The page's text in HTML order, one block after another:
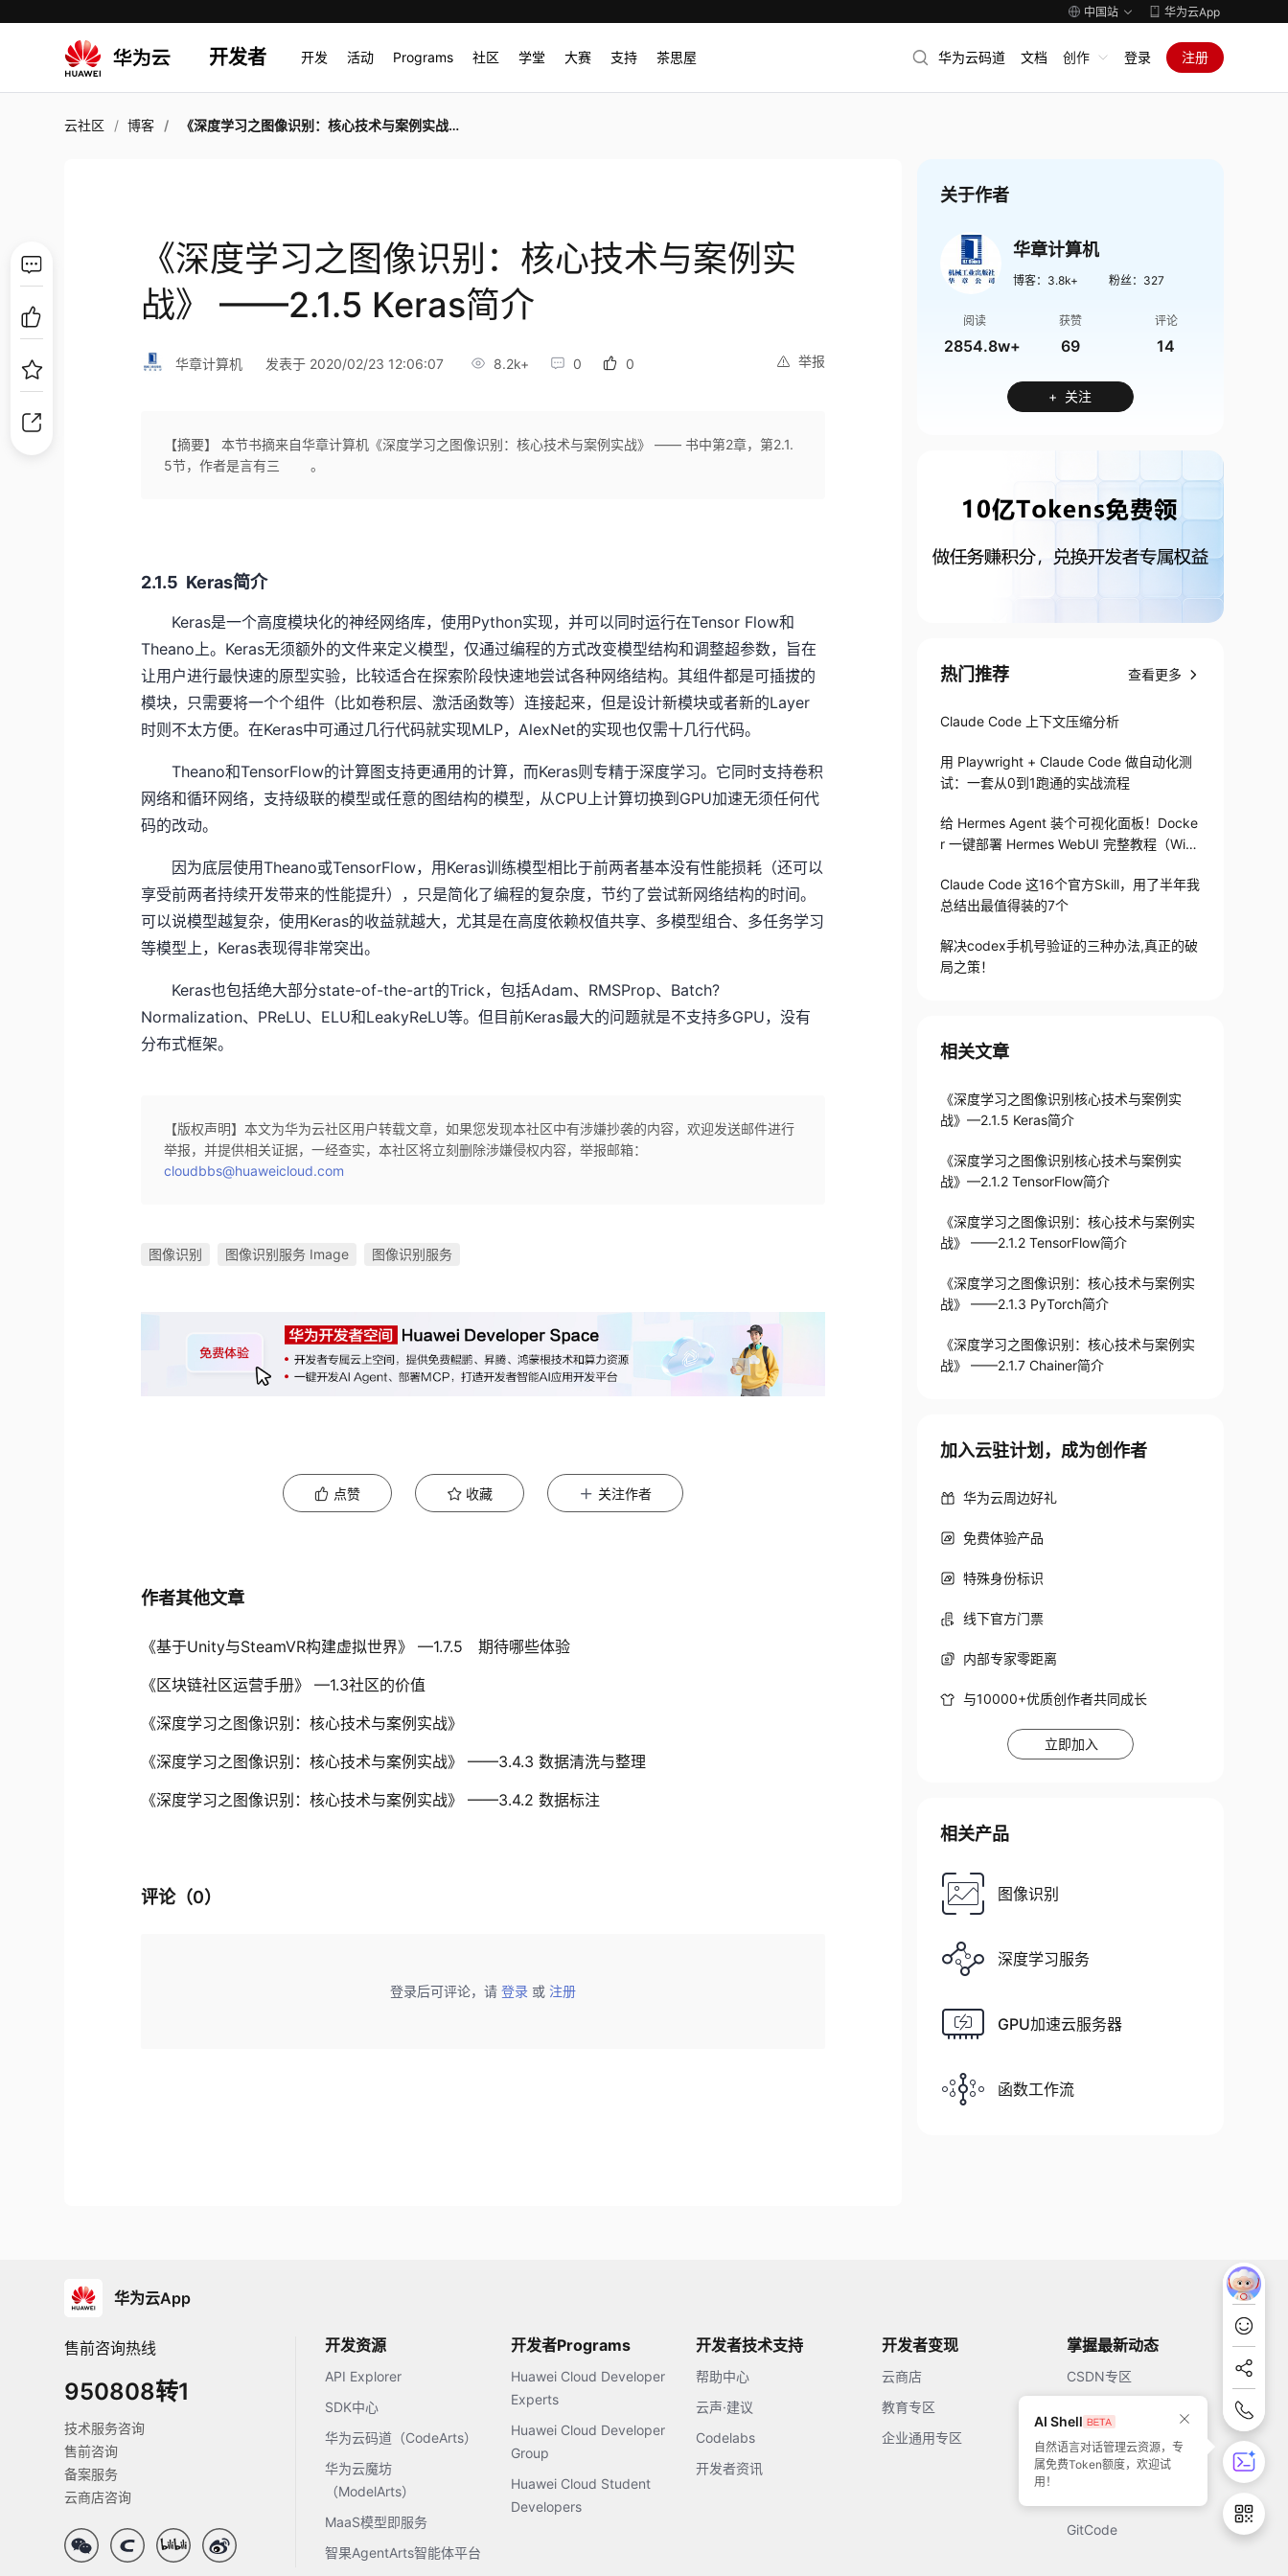
中国站 华为云App
开发者 开发 活动 Programs 社区 学堂 大赛 支持 茶思屋 华为云码道 文档 创作 登录 注册
云社区 博客 《深度学习之图像识别：核心技术与案例实战》 ——2.1.5 Keras简介
《深度学习之图像识别：核心技术与案例实
战》 ——2.1.5 Keras简介
举报
华章计算机 发表于 2020/02/23 12:06:07 8.2k+ 0 0
【摘要】 本节书摘来自华章计算机《深度学习之图像识别：核心技术与案例实战》 —— 书中第2章，第2.1.
5节，作者是言有三 。
2.1.5 Keras简介
Keras是一个高度模块化的神经网络库，使用Python实现，并可以同时运行在Tensor Flow和
Theano上。Keras无须额外的文件来定义模型，仅通过编程的方式改变模型结构和调整超参数，旨在
让用户进行最快速的原型实验，比较适合在探索阶段快速地尝试各种网络结构。其组件都是可插拔的
模块，只需要将一个个组件（比如卷积层、激活函数等）连接起来，但是设计新模块或者新的Layer
时则不太方便。在Keras中可通过几行代码就实现MLP，AlexNet的实现也仅需十几行代码。
Theano和TensorFlow的计算图支持更通用的计算，而Keras则专精于深度学习。它同时支持卷积
网络和循环网络，支持级联的模型或任意的图结构的模型，从CPU上计算切换到GPU加速无须任何代
码的改动。
因为底层使用Theano或TensorFlow，用Keras训练模型相比于前两者基本没有性能损耗（还可以
享受前两者持续开发带来的性能提升），只是简化了编程的复杂度，节约了尝试新网络结构的时间。
可以说模型越复杂，使用Keras的收益就越大，尤其是在高度依赖权值共享、多模型组合、多任务学习
等模型上，Keras表现得非常突出。
Keras也包括绝大部分state-of-the-art的Trick，包括Adam、RMSProp、Batch?
Normalization、PReLU、ELU和LeakyReLU等。但目前Keras最大的问题就是不支持多GPU，没有
分布式框架。
【版权声明】本文为华为云社区用户转载文章，如果您发现本社区中有涉嫌抄袭的内容，欢迎发送邮件进行
举报，并提供相关证据，一经查实，本社区将立刻删除涉嫌侵权内容，举报邮箱：
cloudbbs@huaweicloud.com
图像识别 图像识别服务 Image 图像识别服务
点赞 收藏 关注作者
作者其他文章
《基于Unity与SteamVR构建虚拟世界》 —1.7.5 期待哪些体验
《区块链社区运营手册》 —1.3社区的价值
《深度学习之图像识别：核心技术与案例实战》
《深度学习之图像识别：核心技术与案例实战》 ——3.4.3 数据清洗与整理
《深度学习之图像识别：核心技术与案例实战》 ——3.4.2 数据标注
评论（0）
登录后可评论，请 登录 或 注册
关于作者
华章计算机
博客： 3.8k+ 粉丝： 327
阅读
2854.8w+
获赞
69
评论
14
+ 关注
热门推荐 查看更多
Claude Code 上下文压缩分析
用 Playwright + Claude Code 做自动化测
试：一套从0到1跑通的实战流程
给 Hermes Agent 装个可视化面板！Docke
r 一键部署 Hermes WebUI 完整教程（Win
Claude Code 这16个官方Skill，用了半年我
总结出最值得装的7个
解决codex手机号验证的三种办法,真正的破
局之策！
相关文章
《深度学习之图像识别核心技术与案例实
战》—2.1.5 Keras简介
《深度学习之图像识别核心技术与案例实
战》—2.1.2 TensorFlow简介
《深度学习之图像识别：核心技术与案例实
战》 ——2.1.2 TensorFlow简介
《深度学习之图像识别：核心技术与案例实
战》 ——2.1.3 PyTorch简介
《深度学习之图像识别：核心技术与案例实
战》 ——2.1.7 Chainer简介
加入云驻计划，成为创作者
华为云周边好礼
免费体验产品
特殊身份标识
线下官方门票
内部专家零距离
与10000+优质创作者共同成长
立即加入
相关产品
图像识别
深度学习服务
GPU加速云服务器
函数工作流
AI Shell
自然语言对话管理云资源，专
属免费Token额度，欢迎试
用！
华为云App
售前咨询热线
950808转1
技术服务咨询
售前咨询
备案服务
云商店咨询
开发资源
API Explorer
SDK中心
华为云码道（CodeArts）
华为云魔坊
（ModelArts）
MaaS模型即服务
智果AgentArts智能体平台
开发者Programs
Huawei Cloud Developer
Experts
Huawei Cloud Developer
Group
Huawei Cloud Student
Developers
开发者技术支持
帮助中心
云声·建议
Codelabs
开发者资讯
开发者变现
云商店
教育专区
企业通用专区
掌握最新动态
CSDN专区
开源中国
51CTO
GitCode